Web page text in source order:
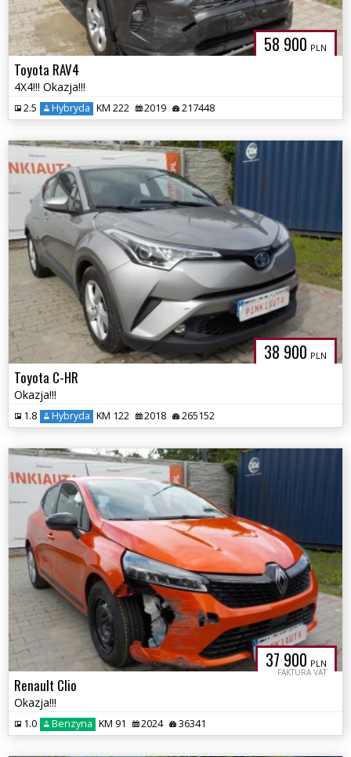
58 900 PLN
Toyota RAV4
4X4!!! Okazja!!!
2.5 Hybryda KM 222 2019 217448
38 900 PLN
Toyota C-HR
Okazja!!!
1.8 Hybryda KM 122 2018 265152
37 900 PLN
FAKTURA VAT
Renault Clio
Okazja!!!
1.0 Benzyna KM 91 2024 36341